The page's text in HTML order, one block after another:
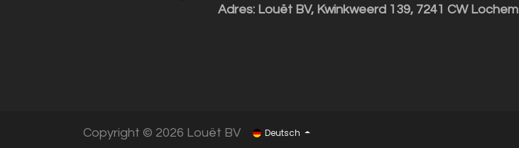
Adres: Louët BV, Kwinkweerd 139, 7241 CW Lochem
Copyright © 2026 Louët BV Deutsch